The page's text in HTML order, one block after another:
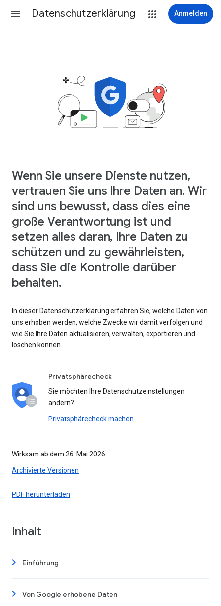
Datenschutzerklärung Anmelden
Wenn Sie unsere Dienste nutzen,
vertrauen Sie uns Ihre Daten an. Wir
sind uns bewusst, dass dies eine
große Verantwortung ist und
setzen alles daran, Ihre Daten zu
schützen und zu gewährleisten,
dass Sie die Kontrolle darüber
behalten.
In dieser Datenschutzerklärung erfahren Sie, welche Daten von
uns erhoben werden, welche Zwecke wir damit verfolgen und
wie Sie Ihre Daten aktualisieren, verwalten, exportieren und
löschen können.
Privatsphärecheck
Sie möchten Ihre Datenschutzeinstellungen
ändern?
Privatsphärecheck machen
Wirksam ab dem 26. Mai 2026
Archivierte Versionen
PDF herunterladen
Inhalt
Einführung
Von Google erhobene Daten